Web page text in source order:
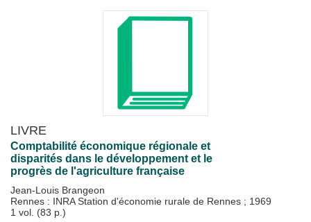
LIVRE
Comptabilité économique régionale et
disparités dans le développement et le
progrès de l'agriculture française
Jean-Louis Brangeon
Rennes : INRA Station d'économie rurale de Rennes ; 1969
1 vol. (83 p.)